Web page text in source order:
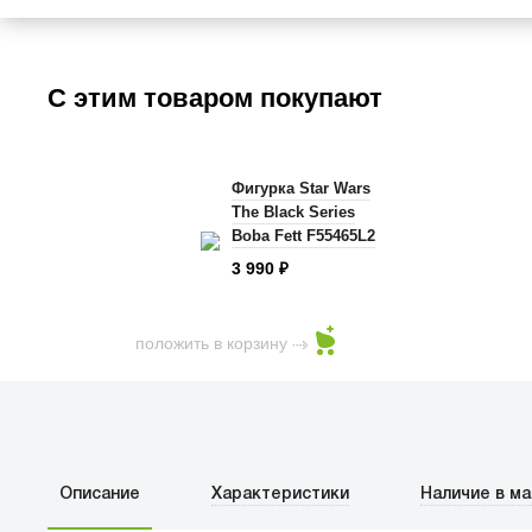
С этим товаром покупают
Фигурка Star Wars
The Black Series
Boba Fett F55465L2
3 990₽
положить в корзину
Описание Характеристики Наличие в